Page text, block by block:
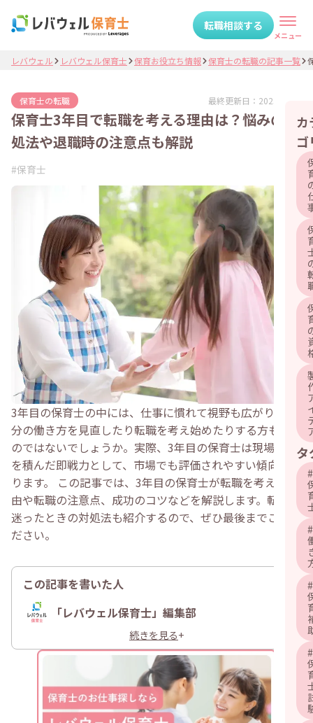
転職相談する
メニュー
カ
ゴ
タ
#
#
#
#
レバウェル レバウェル保育士 保育お役立ち情報 保育士の転職の記事一覧
保育士の転職 最終更新日： 2025.06.02
保育士3年目で転職を考える理由は？悩みの対
処法や退職時の注意点も解説
#保育士
3年目の保育士の中には、仕事に慣れて視野も広がり、自
分の働き方を見直したり転職を考え始めたりする方もいる
のではないでしょうか。実際、3年目の保育士は現場経験
を積んだ即戦力として、市場でも評価されやすい傾向にあ
ります。 この記事では、3年目の保育士が転職を考える理
由や転職の注意点、成功のコツなどを解説します。転職に
迷ったときの対処法も紹介するので、ぜひ最後までご覧く
ださい。
この記事を書いた人
「レバウェル保育士」編集部
続きを見る+